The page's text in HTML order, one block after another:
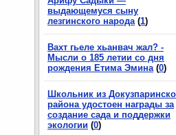
выдающемуся сыну
лезгинского народа (1)
Вахт гьеле хьанвач жал? -
Мысли о 185 летии со дня
рождения Етима Эмина (0)
Школьник из
района удостоен награды за
создание сада и поддержки
экологии (0)